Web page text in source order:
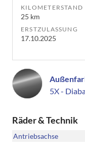
KILOMETERSTAND
25 km
ERSTZULASSUNG
17.10.2025
5X -
Räder & Technik
Antriebsachse